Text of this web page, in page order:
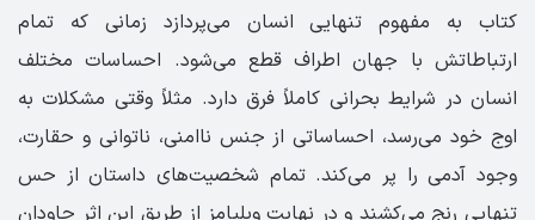
کتاب به مفهوم تنهایی انسان می‌پردازد زمانی که تمام
ارتباطاتش با جهان اطراف قطع می‌شود. احساسات مختلف
انسان در شرایط بحرانی کاملاً فرق دارد. مثلاً وقتی مشکلات به
اوج خود می‌رسد، احساساتی از جنس ناامنی، ناتوانی و حقارت،
وجود آدمی را پر می‌کند. تمام شخصیت‌های داستان از حس
تنهایی رنج می‌کشند و در نهایت ویلیامز از طریق این اثر جاودان